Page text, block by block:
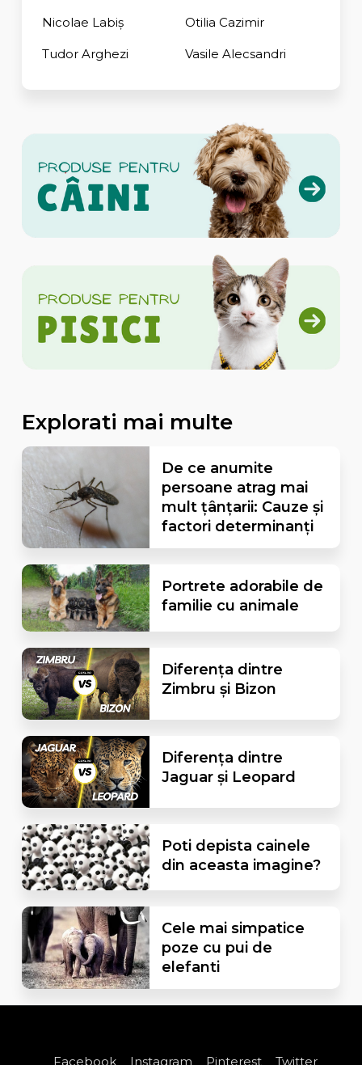
Nicolae Labiș Otilia Cazimir
Tudor Arghezi Vasile Alecsandri
Explorati mai multe
De ce anumite
persoane atrag mai
mult țânțarii: Cauze și
factori determinanți
Portrete adorabile de
familie cu animale
Diferența dintre
Zimbru și Bizon
Diferența dintre
Jaguar și Leopard
Poti depista cainele
din aceasta imagine?
Cele mai simpatice
poze cu pui de
elefanti
Facebook Instagram Pinterest Twitter